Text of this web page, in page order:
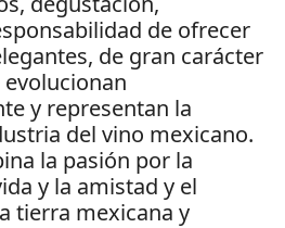
de ofrecer
de gran carácter
y representan la
del vino mexicano.
la pasión por la
y la amistad y el
tierra mexicana y